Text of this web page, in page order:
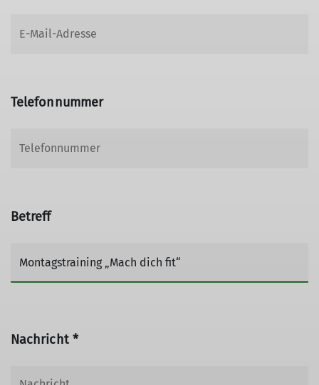
Telefonnummer
Betreff
Nachricht *